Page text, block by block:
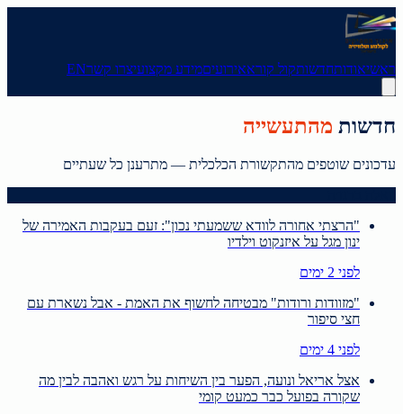
ראשיאודותחדשותקול קוראאירועיםמידע מקצועיצרו קשרEN
חדשות מהתעשייה
עדכונים שוטפים מהתקשורת הכלכלית — מתרענן כל שעתיים
"הרצתי אחורה לוודא ששמעתי נכון": זעם בעקבות האמירה של
ינון מגל על איזנקוט וילדיו
לפני 2 ימים
"מזוודות ורודות" מבטיחה לחשוף את האמת - אבל נשארת עם
חצי סיפור
לפני 4 ימים
אצל אריאל ונועה, הפער בין השיחות על רגש ואהבה לבין מה
שקורה בפועל כבר כמעט קומי